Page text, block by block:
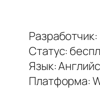
Статус:
Язык:
Платформа: